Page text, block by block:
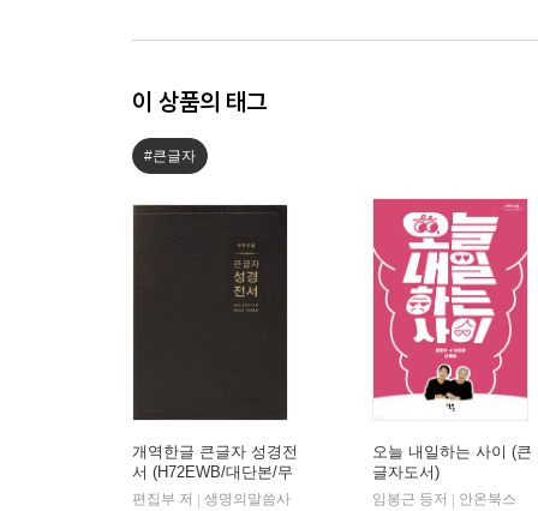
이 상품의 태그
#큰글자
개역한글 큰글자 성경전
서 (H72EWB/대단본/무
지퍼/PU/반달 색인/해설
편집부 저
생명의말씀사
오늘 내일하는 사이 (큰
글자도서)
임봉근 등저
안온북스